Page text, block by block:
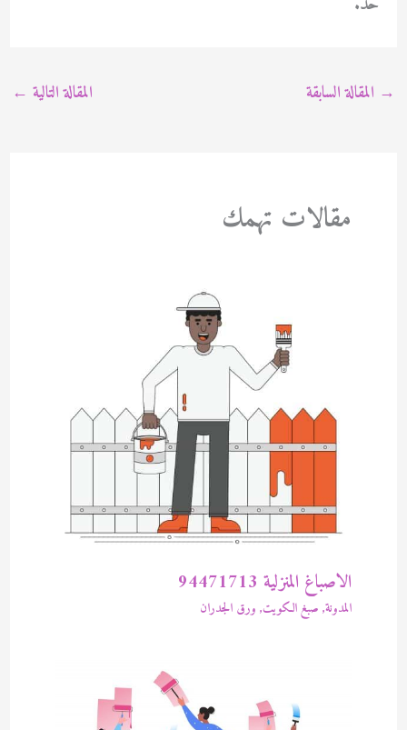
→ المقالة السابقة المقالة التالية ←
مقالات تهمك
الاصباغ المنزلية 94471713
المدونة, صبغ الكويت, ورق الجدران